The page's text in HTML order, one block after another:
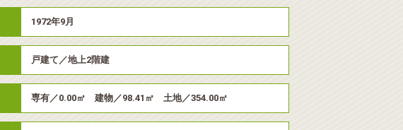
1972年9月
戸建て／地上2階建
専有／0.00㎡ 建物／98.41㎡ 土地／354.00㎡